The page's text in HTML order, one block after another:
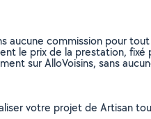
commission pour
le prix de la prestation, fixé
sur AlloVoisins, sans
votre projet de Artisan